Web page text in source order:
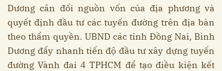
Dương cân đối nguồn vốn của địa phương và
quyết định đầu tư các tuyến đường trên địa bàn
theo thẩm quyền. UBND các tỉnh Đồng Nai, Bình
Dương đẩy nhanh tiến độ đầu tư xây dựng tuyến
đường Vành đai 4 TPHCM để tạo điều kiện kết